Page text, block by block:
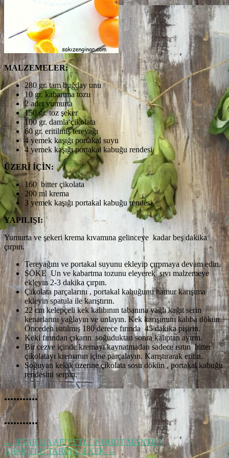
MALZEMELER:
280 gr. tam buğday unu
10 gr. kabartma tozu
2 adet yumurta
150 gr. toz şeker
100 gr. damla çikolata
60 gr. eritilmiş tereyağı
4 yemek kaşığı portakal suyu
4 yemek kaşığı portakal kabuğu rendesi
ÜZERİ İÇİN:
160 bitter çikolata
200 ml krema
3 yemek kaşığı portakal kabuğu rendesi
YAPILIŞI:
Yumurta ve şekeri krema kıvamına gelinceye kadar beş dakika
çırpın.
Tereyağını ve portakal suyunu ekleyip çırpmaya devam edin.
SÖKE Un ve kabartma tozunu eleyerek sıvı malzemeye
ekleyin 2-3 dakika çırpın.
Çikolata parçalarını , portakal kabuğunu hamur karışıma
ekleyin spatula ile karıştırın.
22 cm kelepçeli kek kalıbının tabanına yağlı kağıt serin
kenarlarını yağlayın ve unlayın. Kek karışımını kalıba dökün.
Önceden ısıtılmış 180 derece fırında 45 dakika pişirin.
Keki fırından çıkarın soğuduktan sonra kalıptan ayırın.
Bir cezve içinde kremayı kaynatmadan sadece ısıtın bitter
çikolatayı kremanın içine parçalayın. Karıştırarak eritin.
Soğuyan kekik üzerine çikolata sosu dökün , portakal kabuğu
rendesini serpin.
...........
...........
← İFTAR DA AFİYETLE NOHUT MANTISI
ARMUTLU TARÇINLI KEK →